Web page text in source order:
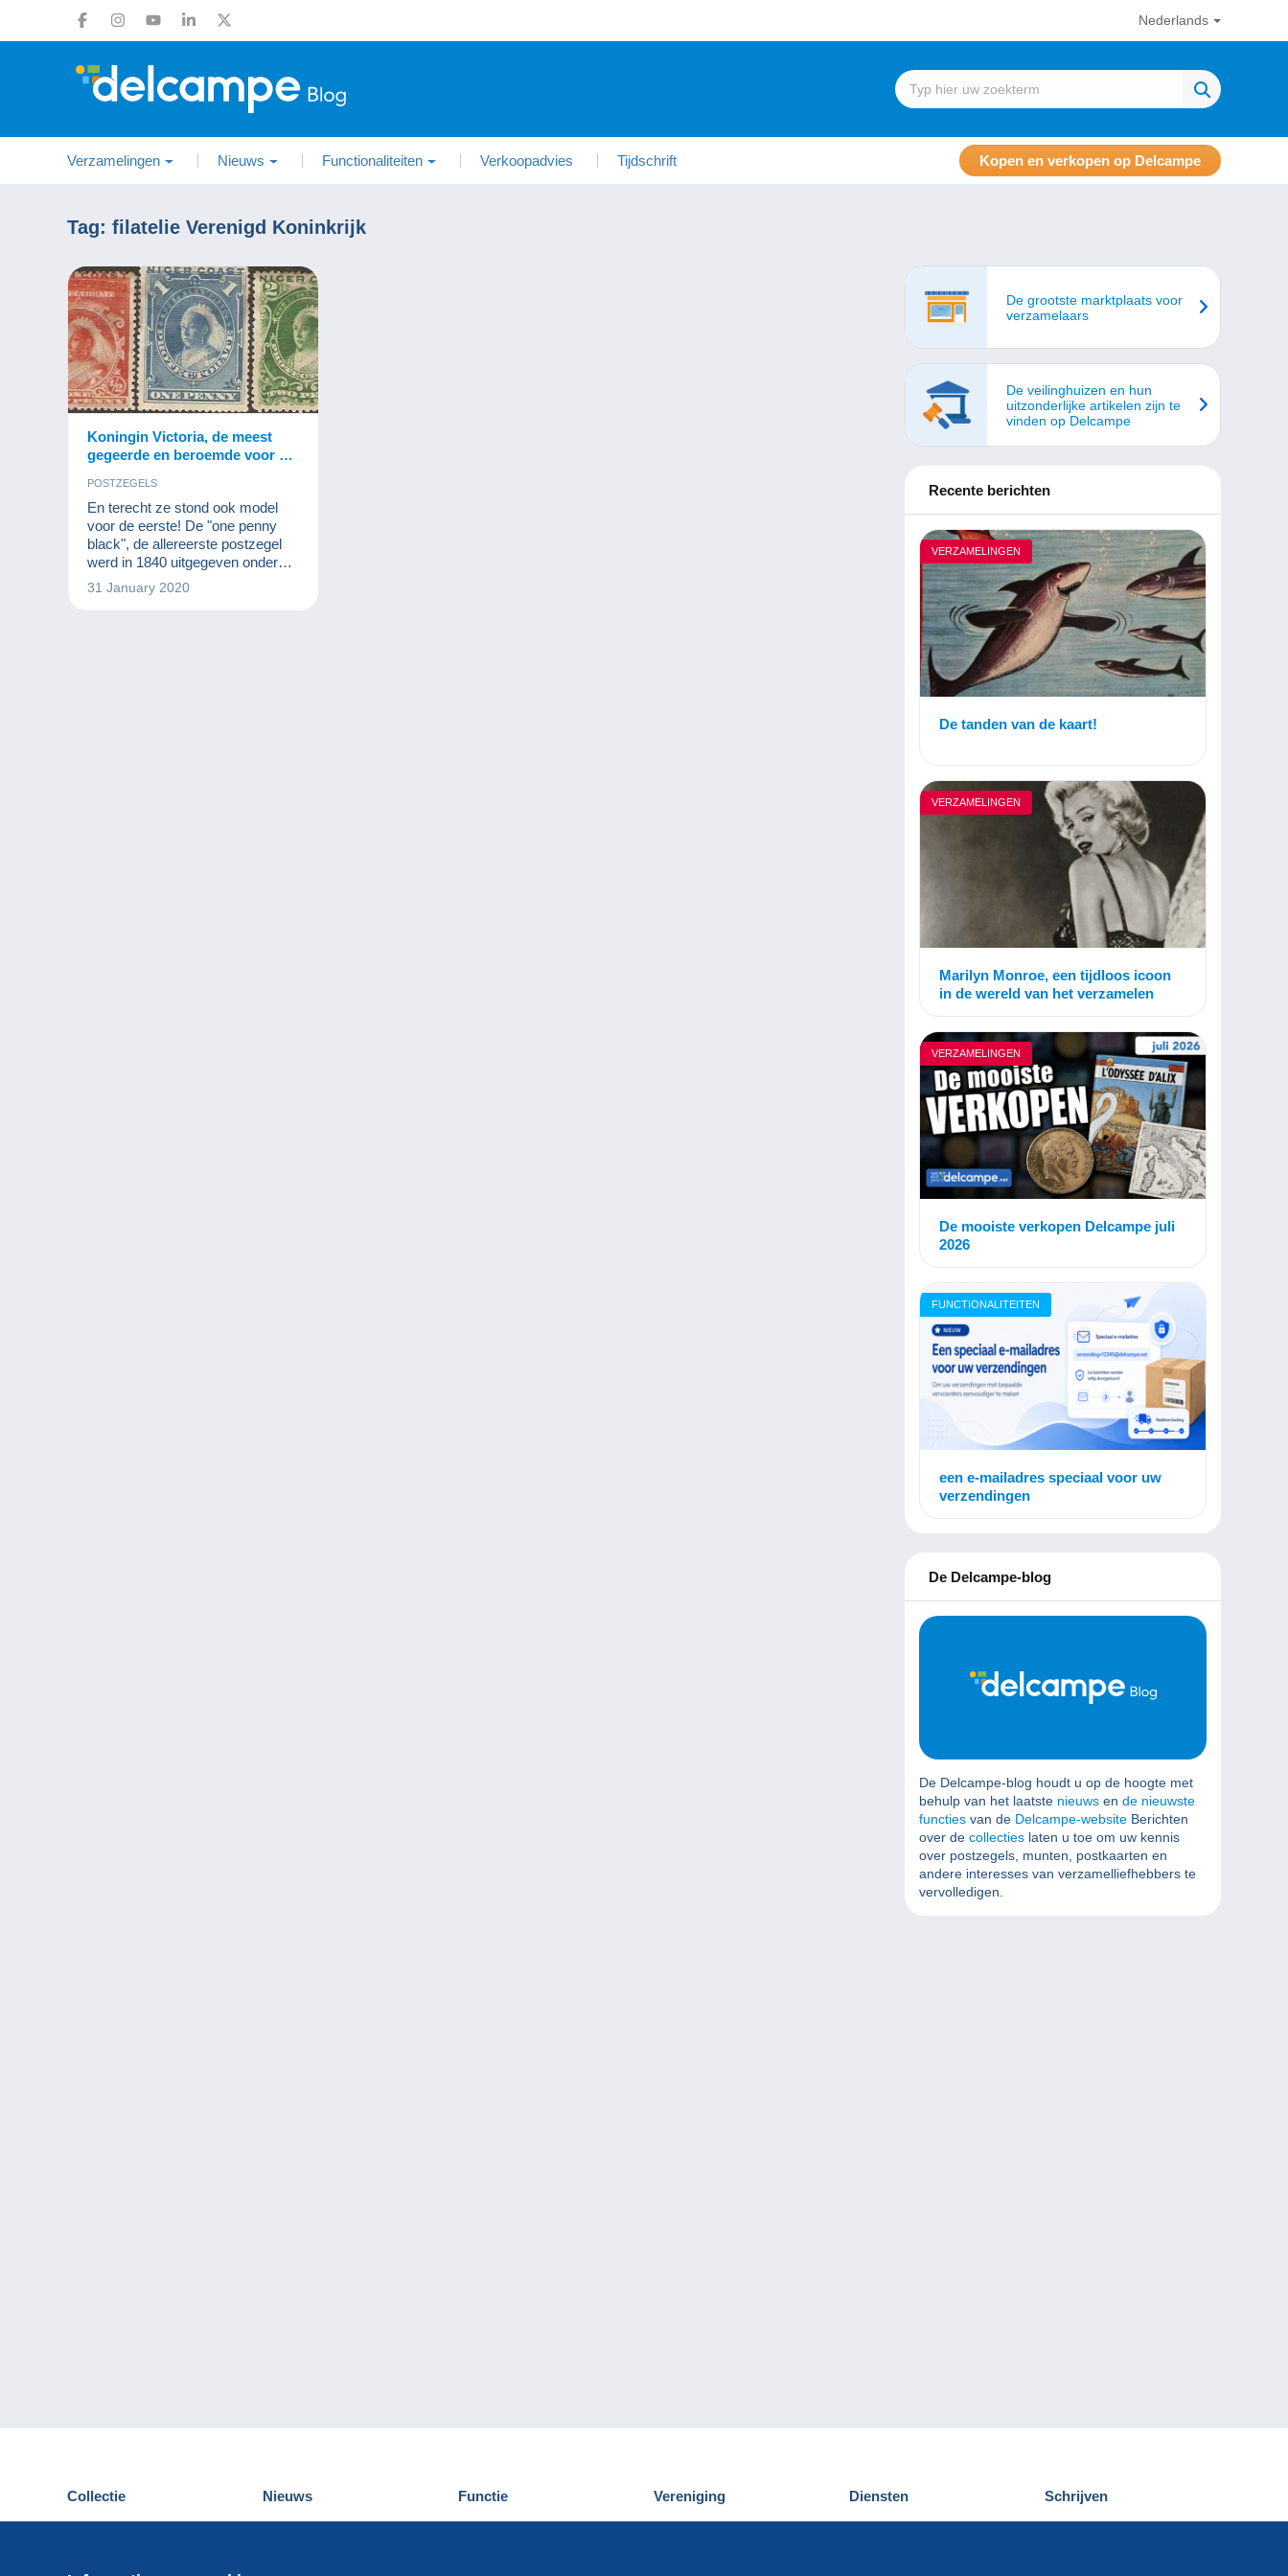
Nederlands
Verzamelingen Nieuws Functionaliteiten Verkoopadvies Tijdschrift Kopen en verkopen op Delcampe
Tag: filatelie Verenigd Koninkrijk
Koningin Victoria, de meest
gegeerde en beroemde voor de
POSTZEGELS
En terecht ze stond ook model
voor de eerste! De "one penny
black", de allereerste postzegel
werd in 1840 uitgegeven onder
haar heerschappij. Het is dus ook
perfect normaal dat de postzegel
31 January 2020
De grootste marktplaats voor
verzamelaars
De veilinghuizen en hun
uitzonderlijke artikelen zijn te
vinden op Delcampe
Recente berichten
VERZAMELINGEN
De tanden van de kaart!
VERZAMELINGEN
Marilyn Monroe, een tijdloos icoon
in de wereld van het verzamelen
VERZAMELINGEN
De mooiste verkopen Delcampe juli
2026
FUNCTIONALITEITEN
een e-mailadres speciaal voor uw
verzendingen
De Delcampe-blog
De Delcampe-blog houdt u op de hoogte met
behulp van het laatste nieuws en de nieuwste
functies van de Delcampe-website Berichten
over de collecties laten u toe om uw kennis
over postzegels, munten, postkaarten en
andere interesses van verzamelliefhebbers te
vervolledigen.
Collectie
Postkaarten
Nieuws
Delcampe Evenementen
Functie
Nieuwigheden
Vereniging
Wie zijn wij
Diensten
Delcampe ontdekken
Schrijven